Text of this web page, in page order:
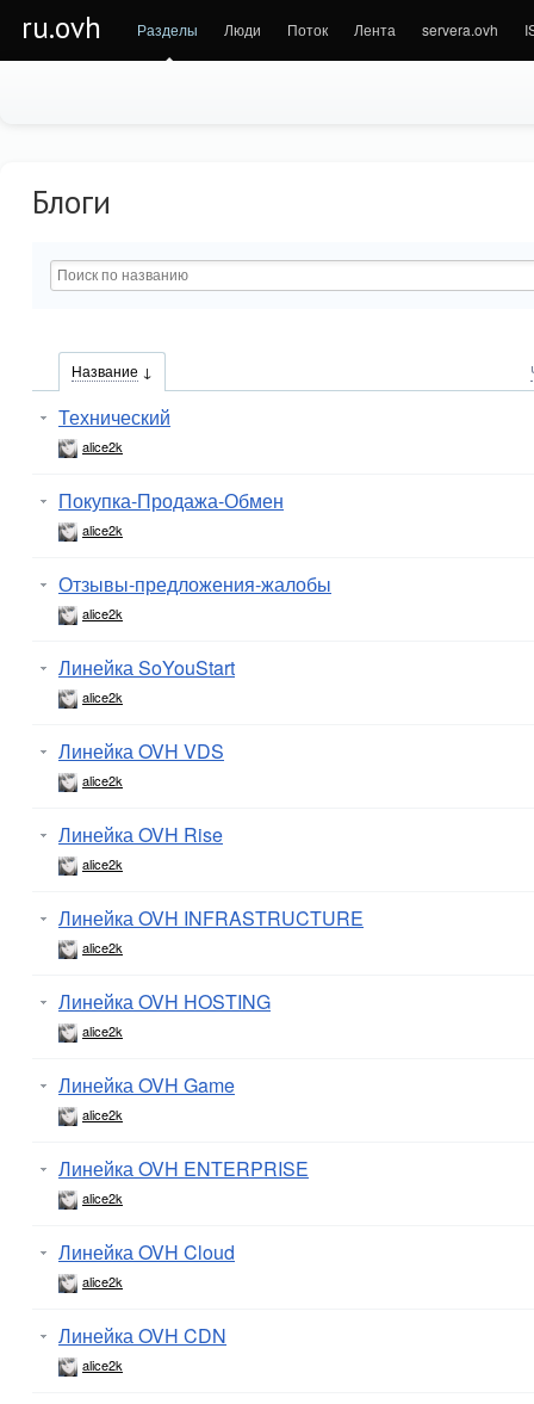
ru.ovh Разделы Люди Поток Лента servera.ovh
Блоги
Название
Технический
alice2k
Покупка-Продажа-Обмен
alice2k
Отзывы-предложения-жалобы
alice2k
Линейка SoYouStart
alice2k
Линейка OVH VDS
alice2k
Линейка OVH Rise
alice2k
Линейка OVH INFRASTRUCTURE
alice2k
Линейка OVH HOSTING
alice2k
Линейка OVH Game
alice2k
Линейка OVH ENTERPRISE
alice2k
Линейка OVH Cloud
alice2k
Линейка OVH CDN
alice2k